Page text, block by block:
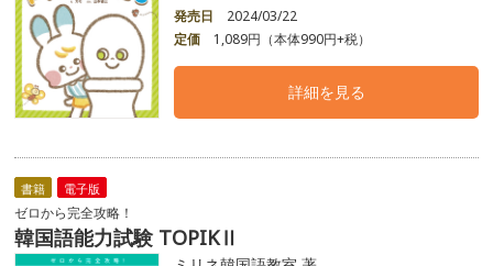
発売日
2024/03/22
定価
1,089円（本体990円+税）
詳細を見る
書籍 電子版
ゼロから完全攻略！
韓国語能力試験 TOPIKⅡ